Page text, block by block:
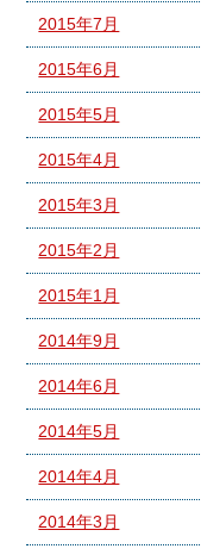
2015年7月
2015年6月
2015年5月
2015年4月
2015年3月
2015年2月
2015年1月
2014年9月
2014年6月
2014年5月
2014年4月
2014年3月